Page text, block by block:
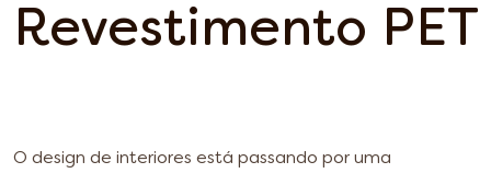
Revestimento PET
O design de interiores está passando por uma